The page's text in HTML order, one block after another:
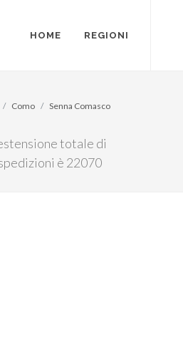
HOME REGIONI
totale di
è 22070
Como Senna Comasco